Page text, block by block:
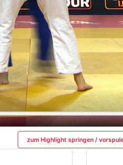
zum Highlight springen /